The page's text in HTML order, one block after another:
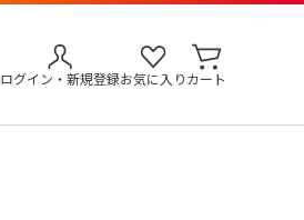
ログイン・新規登録お気に入り カート